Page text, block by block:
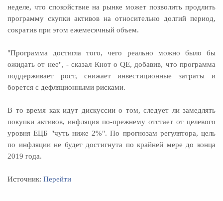
неделе, что спокойствие на рынке может позволить продлить
программу скупки активов на относительно долгий период,
сократив при этом ежемесячный объем.
"Программа достигла того, чего реально можно было бы
ожидать от нее", - сказал Кнот о QE, добавив, что программа
поддерживает рост, снижает инвестиционные затраты и
борется с дефляционными рисками.
В то время как идут дискуссии о том, следует ли замедлять
покупки активов, инфляция по-прежнему отстает от целевого
уровня ЕЦБ "чуть ниже 2%". По прогнозам регулятора, цель
по инфляции не будет достигнута по крайней мере до конца
2019 года.
Источник: Перейти